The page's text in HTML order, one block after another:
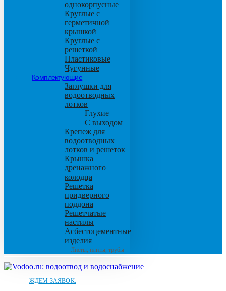
однокорпусные
Круглые с
герметичной
крышкой
Круглые с
решеткой
Пластиковые
Чугунные
Комплектующие
Заглушки для
водоотводных
лотков
Глухие
С выходом
Крепеж для
водоотводных
лотков и решеток
Крышка
дренажного
колодца
Решетка
придверного
поддона
Решетчатые
настилы
Асбестоцементные
изделия
Листы, плиты, трубы
ЖДЕМ ЗАЯВОК: